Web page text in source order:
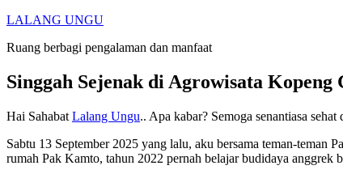
Skip
content
LALANG UNGU
Ruang berbagi pengalaman dan manfaat
Singgah Sejenak di Agrowisata Kopeng
Hai Sahabat Lalang Ungu.. Apa kabar? Semoga senantiasa
Sabtu 13 September 2025 yang lalu, aku bersama teman-teman
rumah Pak Kamto, tahun 2022 pernah belajar budidaya anggrek